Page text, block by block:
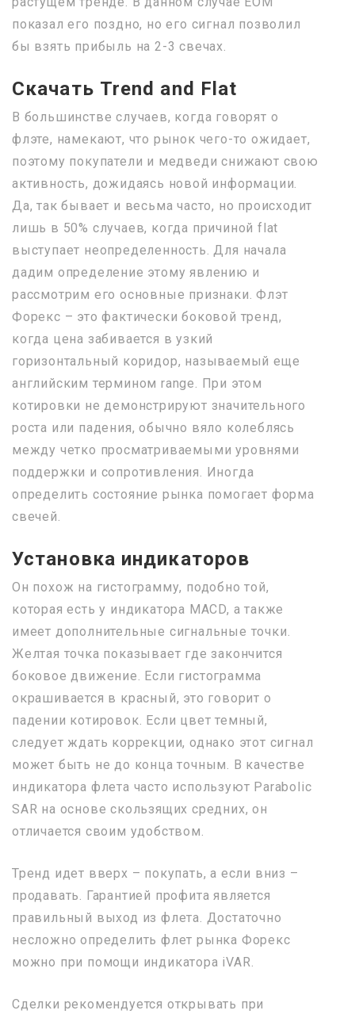
показал его поздно, но его сигнал позволил
бы взять прибыль на 2-3 свечах.
Скачать Trend and Flat
В большинстве случаев, когда говорят о
флэте, намекают, что рынок чего-то ожидает,
поэтому покупатели и медведи снижают свою
активность, дожидаясь новой информации.
Да, так бывает и весьма часто, но происходит
лишь в 50% случаев, когда причиной flat
выступает неопределенность. Для начала
дадим определение этому явлению и
рассмотрим его основные признаки. Флэт
Форекс – это фактически боковой тренд,
когда цена забивается в узкий
горизонтальный коридор, называемый еще
английским термином range. При этом
котировки не демонстрируют значительного
роста или падения, обычно вяло колеблясь
между четко просматриваемыми уровнями
поддержки и сопротивления. Иногда
определить состояние рынка помогает форма
свечей.
Установка индикаторов
Он похож на гистограмму, подобно той,
которая есть у индикатора MACD, а также
имеет дополнительные сигнальные точки.
Желтая точка показывает где закончится
боковое движение. Если гистограмма
окрашивается в красный, это говорит о
падении котировок. Если цвет темный,
следует ждать коррекции, однако этот сигнал
может быть не до конца точным. В качестве
индикатора флета часто используют Parabolic
SAR на основе скользящих средних, он
отличается своим удобством.
Тренд идет вверх – покупать, а если вниз –
продавать. Гарантией профита является
правильный выход из флета. Достаточно
несложно определить флет рынка Форекс
можно при помощи индикатора iVAR.
Сделки рекомендуется открывать при